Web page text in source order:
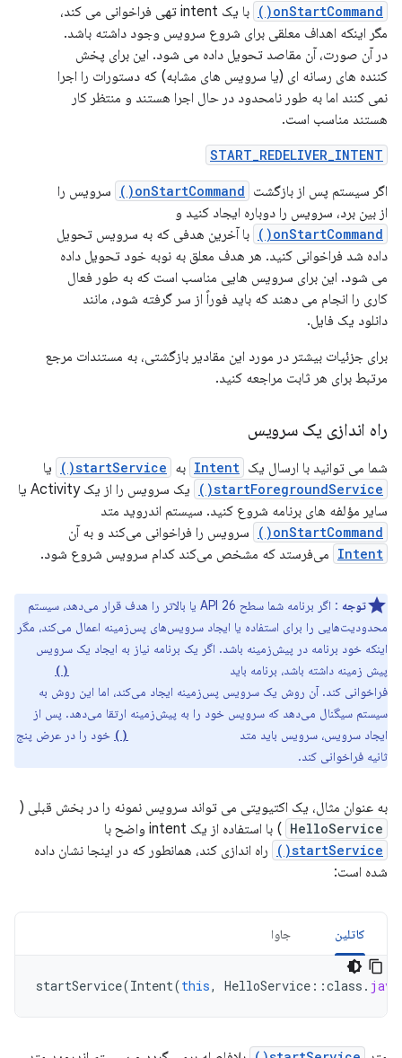
onStartCommand()
با یک intent تهی فراخوانی می کند،
مگر اینکه اهداف معلقی برای شروع سرویس وجود داشته باشد.
در آن صورت، آن مقاصد تحویل داده می شود. این برای پخش
کننده های رسانه ای (یا سرویس های مشابه) که دستورات را اجرا
نمی کنند اما به طور نامحدود در حال اجرا هستند و منتظر کار
هستند مناسب است.
START_REDELIVER_INTENT
اگر سیستم پس از بازگشت onStartCommand()
سرویس را
از بین برد، سرویس را دوباره ایجاد کنید و
onStartCommand()
با آخرین هدفی که به سرویس تحویل
داده شد فراخوانی کنید. هر هدف معلق به نوبه خود تحویل داده
می شود. این برای سرویس هایی مناسب است که به طور فعال
کاری را انجام می دهند که باید فوراً از سر گرفته شود، مانند
دانلود یک فایل.
برای جزئیات بیشتر در مورد این مقادیر بازگشتی، به مستندات مرجع
مرتبط برای هر ثابت مراجعه کنید.
راه اندازی یک سرویس
شما می توانید با ارسال یک Intent به startService() یا
startForegroundService()
یک سرویس را از یک Activity یا
سایر مؤلفه های برنامه شروع کنید. سیستم اندروید متد
onStartCommand() سرویس را فراخوانی می‌کند و به آن
Intent می‌فرستد که مشخص می‌کند کدام سرویس شروع شود.
توجه
: اگر برنامه شما سطح API 26 یا بالاتر را هدف قرار می‌دهد، سیستم
محدودیت‌هایی را برای استفاده یا ایجاد سرویس‌های پس‌زمینه اعمال می‌کند، مگر
اینکه خود برنامه در پیش‌زمینه باشد. اگر یک برنامه نیاز به ایجاد یک سرویس
پیش زمینه داشته باشد، برنامه باید
فراخوانی کند. آن روش یک سرویس پس‌زمینه ایجاد می‌کند، اما این روش به
سیستم سیگنال می‌دهد که سرویس خود را به پیش‌زمینه ارتقا می‌دهد. پس از
ایجاد سرویس، سرویس باید متد
خود را در عرض پنج
ثانیه فراخوانی کند.
به عنوان مثال، یک اکتیویتی می تواند سرویس نمونه را در بخش قبلی (
HelloService ) با استفاده از یک intent واضح با
startService()
راه اندازی کند، همانطور که در اینجا نشان داده
شده است:
کاتلین جاوا
startService(Intent(this, HelloService ::class . java